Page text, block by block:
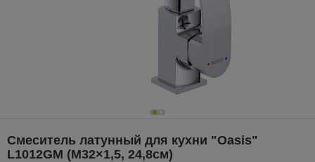
Смеситель латунный для кухни "Oasis"
L1012GM (М32×1,5, 24,8см)